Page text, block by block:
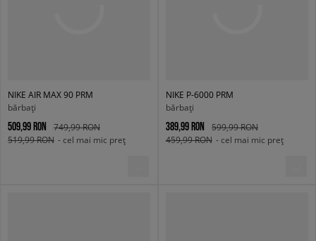
NIKE AIR MAX 90 PRM
bărbați
509,99 RON
749,99 RON
519,99 RON - cel mai mic preț
NIKE P-6000 PRM
bărbați
389,99 RON
599,99 RON
459,99 RON - cel mai mic preț